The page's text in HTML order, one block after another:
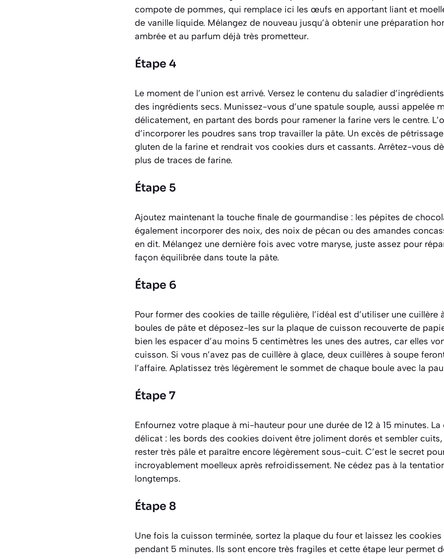
compote de pommes, qui remplace ici les œufs en apportant liant et
de vanille liquide. Mélangez de nouveau jusqu’à obtenir une préparation
ambrée et au parfum déjà très prometteur.
Étape 4
Le moment de l’union est arrivé. Versez le contenu du saladier
des ingrédients secs. Munissez-vous d’une spatule souple, aussi appelée
délicatement, en partant des bords pour ramener la farine vers le centre.
d’incorporer les poudres sans trop travailler la pâte. Un excès de
gluten de la farine et rendrait vos cookies durs et cassants. Arrêtez-vous
plus de traces de farine.
Étape 5
Ajoutez maintenant la touche finale de gourmandise : les pépites de
également incorporer des noix, des noix de pécan ou des amandes
en dit. Mélangez une dernière fois avec votre maryse, juste assez pour
façon équilibrée dans toute la pâte.
Étape 6
Pour former des cookies de taille régulière, l’idéal est d’utiliser une cuillère
boules de pâte et déposez-les sur la plaque de cuisson recouverte de
bien les espacer d’au moins 5 centimètres les unes des autres, car elles
cuisson. Si vous n’avez pas de cuillère à glace, deux cuillères à soupe
l’affaire. Aplatissez très légèrement le sommet de chaque boule avec la
Étape 7
Enfournez votre plaque à mi-hauteur pour une durée de 12 à 15 minutes.
délicat : les bords des cookies doivent être joliment dorés et sembler
rester très pâle et paraître encore légèrement sous-cuit. C’est le secret
incroyablement moelleux après refroidissement. Ne cédez pas à la
longtemps.
Étape 8
Une fois la cuisson terminée, sortez la plaque du four et laissez les
pendant 5 minutes. Ils sont encore très fragiles et cette étape leur permet